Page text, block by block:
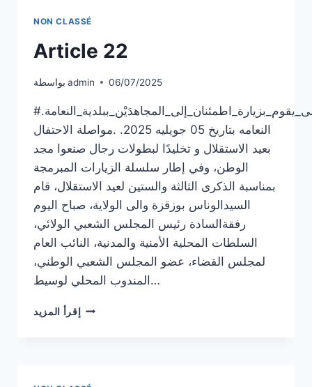
NON CLASSÉ
Article 22
بواسطة admin 06/07/2025
#الذكرى_63_لعيد_الاستقلال#السيد_الوالى_يقوم_بزيارة_اطمئنان_إلى_المجاهدَيْن_ببلدية_النعامة.
النعامه بتاريخ 05 جويليه 2025. .مواصلة الاحتفال
بعيد الاستقلال و تخليدًا لبطولات رجال صنعوا مجد
الوطن، وفي إطار سلسلة الزيارات المبرمجة
بمناسبة الذكرى الثالثة والستين لعيد الاستقلال، قام
السيدالوناس بوزقزة والى الولاية، صباح اليوم
رفقةالسادة رئيس المجلس الشعبي الولائي،
السلطات المحلية الأمنية والمدنية، النائب العام
لمجلس القضاء، عضو المجلس الشعبي الوطني،
المندوب المحلي لوسيط…
إقرأ المزيدARTICLE